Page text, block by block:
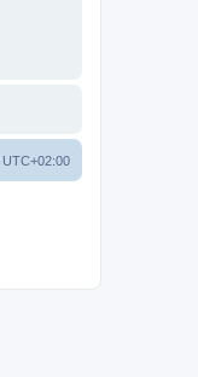
UTC+02:00